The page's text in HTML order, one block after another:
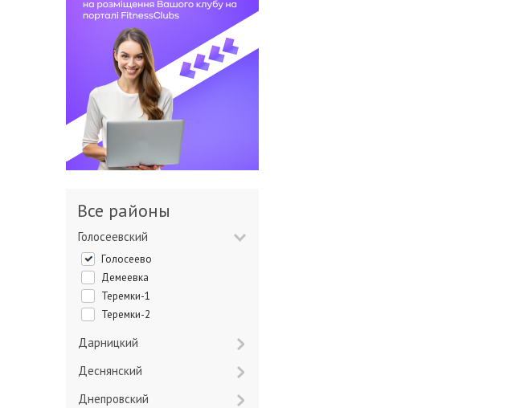
Все районы
Голосеевский
Голосеево
Демеевка
Теремки-1
Теремки-2
Дарницкий
Деснянский
Днепровский